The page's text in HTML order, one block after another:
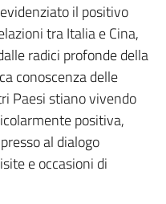
il positivo
tra Italia e Cina,
radici profonde della
conoscenza delle
Paesi stiano vivendo
positiva,
al dialogo
e occasioni di